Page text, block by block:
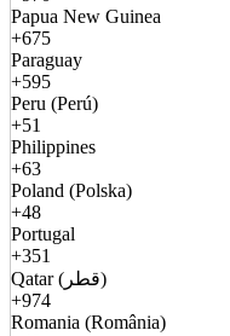
Papua New Guinea
+675
Paraguay
+595
Peru (Perú)
+51
Philippines
+63
Poland (Polska)
+48
Portugal
+351
Qatar (قطر)
+974
Romania (România)